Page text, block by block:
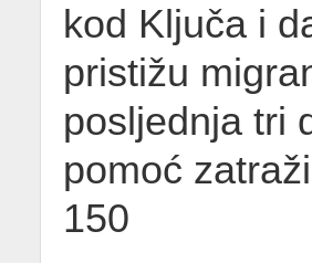
kod Ključa i
pristižu
posljednja tri
pomoć
150